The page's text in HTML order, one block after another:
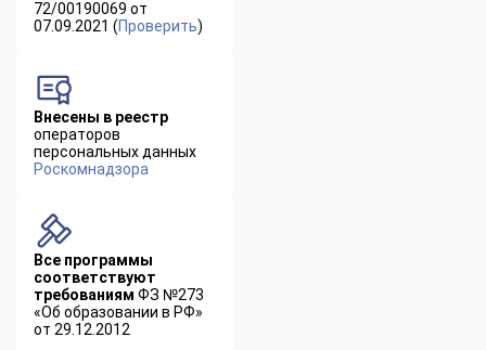
72/00190069 от
07.09.2021 (Проверить)
Внесены в реестр
операторов
персональных данных
Роскомнадзора
Все программы
соответствуют
требованиям ФЗ №273
«Об образовании в РФ»
от 29.12.2012